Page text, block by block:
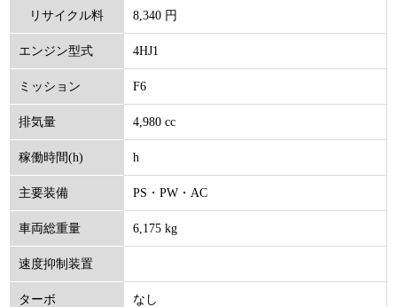
リサイクル料
(円)
8,340 円
エンジン型式 4HJ1
ミッション F6
排気量 4,980 cc
稼働時間(h) h
主要装備 PS・PW・AC
車両総重量 6,175 kg
速度抑制装置
ターボ なし